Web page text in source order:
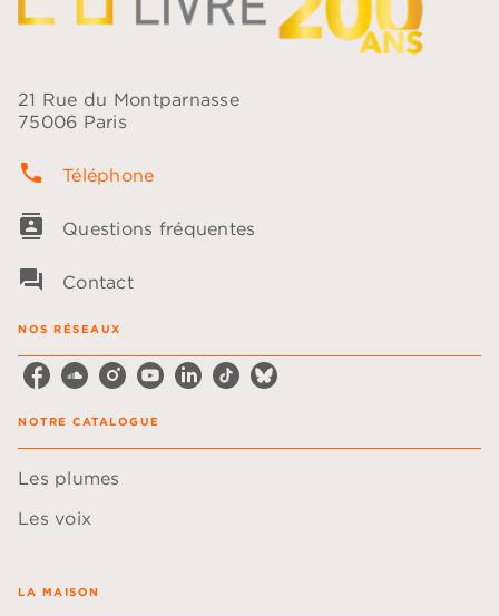
21 Rue du Montparnasse
75006 Paris
phone Téléphone
contacts Questions fréquentes
question_answer Contact
NOS RÉSEAUX
NOTRE CATALOGUE
Les plumes
Les voix
LA MAISON